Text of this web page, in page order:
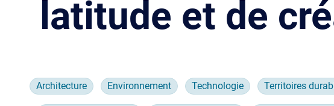
latitude et de
Architecture Environnement Technologie Territoires